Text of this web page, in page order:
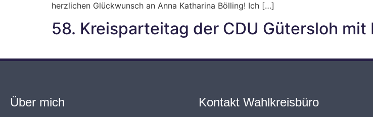
herzlichen Glückwunsch an Anna Katharina Bölling! Ich […]
58. Kreisparteitag der CDU Gütersloh
Über mich Kontakt Wahlkreisbüro